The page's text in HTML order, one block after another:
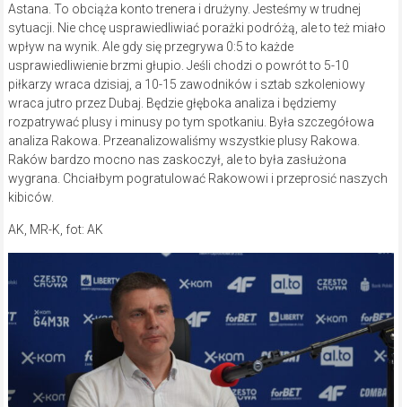
Astana. To obciąża konto trenera i drużyny. Jesteśmy w trudnej
sytuacji. Nie chcę usprawiedliwiać porażki podróżą, ale to też miało
wpływ na wynik. Ale gdy się przegrywa 0:5 to każde
usprawiedliwienie brzmi głupio. Jeśli chodzi o powrót to 5-10
piłkarzy wraca dzisiaj, a 10-15 zawodników i sztab szkoleniowy
wraca jutro przez Dubaj. Będzie głęboka analiza i będziemy
rozpatrywać plusy i minusy po tym spotkaniu. Była szczegółowa
analiza Rakowa. Przeanalizowaliśmy wszystkie plusy Rakowa.
Raków bardzo mocno nas zaskoczył, ale to była zasłużona
wygrana. Chciałbym pogratulować Rakowowi i przeprosić naszych
kibiców.
AK, MR-K, fot: AK